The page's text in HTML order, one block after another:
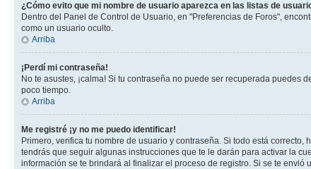
¿Cómo evito que mi nombre de usuario aparezca en las listas de
Dentro del Panel de Control de Usuario, en "Preferencias de Foros",
como un usuario oculto.
Arriba
¡Perdí mi contraseña!
No te asustes, ¡calma! Si tu contraseña no puede ser recuperada
poco tiempo.
Arriba
Me registré ¡y no me puedo identificar!
Primero, verifica tu nombre de usuario y contraseña. Si todo está
tendrás que seguir algunas instrucciones que te le darán para activar la
información se te brindará al finalizar el proceso de registro. Si se te